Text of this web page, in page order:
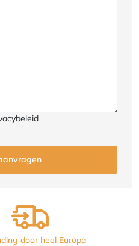
heel Europa